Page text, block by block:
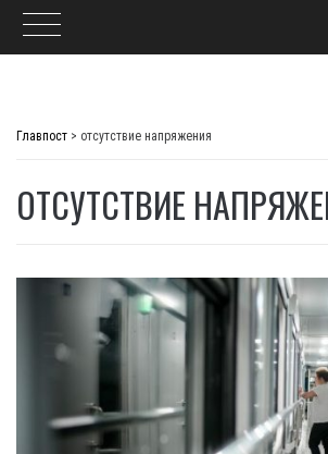
Главпост > отсутствие напряжения
ОТСУТСТВИЕ